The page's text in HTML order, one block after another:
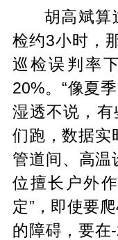
胡高斌算
检约3小时，
巡检误判率
20%。“像夏
湿透不说，
们跑，数据实
管道间、高温
位擅长户外
定”，即使要
的障碍，要